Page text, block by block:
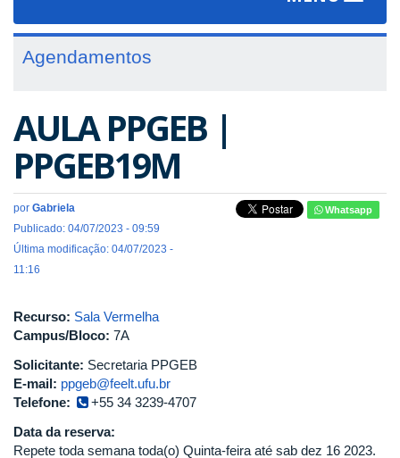
Agendamentos
AULA PPGEB |
PPGEB19M
por Gabriela
Publicado: 04/07/2023 - 09:59
Última modificação: 04/07/2023 -
11:16
Whatsapp
Recurso: Sala Vermelha
Campus/Bloco: 7A
Solicitante: Secretaria PPGEB
E-mail: ppgeb@feelt.ufu.br
Telefone:
+55 34 3239-4707
Data da reserva:
Repete toda semana toda(o) Quinta-feira até sab dez 16 2023.